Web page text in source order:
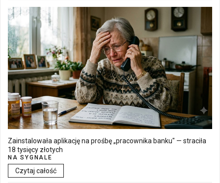
Zainstalowała aplikację na prośbę „pracownika banku" — straciła
18 tysięcy złotych
NA SYGNALE
Czytaj całość